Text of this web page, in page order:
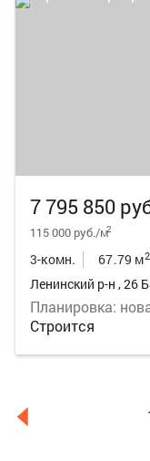
7 795 850
115 000 руб./м2
3-комн. 67.79 м2
Ленинский р-н , 26
Планировка:
Строится